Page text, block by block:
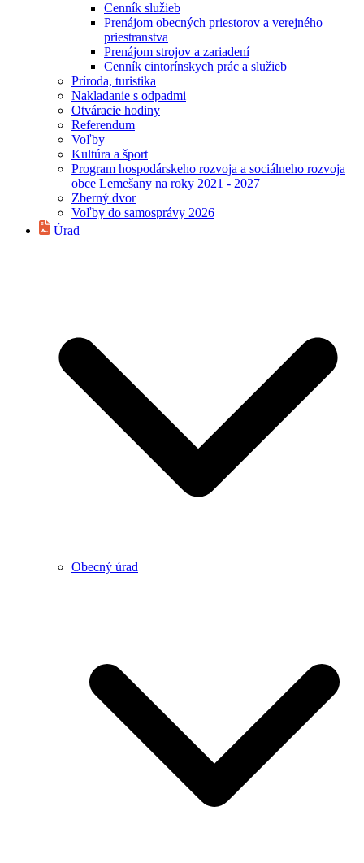
Cenník služieb
Prenájom obecných priestorov a verejného
priestranstva
Prenájom strojov a zariadení
Cenník cintorínskych prác a služieb
Príroda, turistika
Nakladanie s odpadmi
Otváracie hodiny
Referendum
Voľby
Kultúra a šport
Program hospodárskeho rozvoja a sociálneho rozvoja
obce Lemešany na roky 2021 - 2027
Zberný dvor
Voľby do samosprávy 2026
Úrad
Obecný úrad